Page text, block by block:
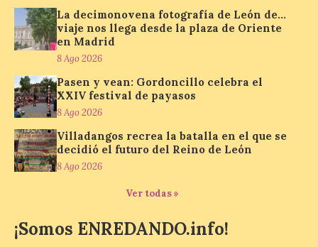
Los minerales y sus usos
más comunes centran la
nueva exposición del
Museo de la Siderurgia y
la Minería de Sabero
8 Ago 2026
La exposición que se
inaugurará el sábado día 8
media de la mañana,
minerales, rocas y fósiles de Castilla y
La decimonovena fotografía de León de…
viaje nos llega desde la plaza de Oriente
en Madrid
8 Ago 2026
Pasen y vean: Gordoncillo celebra el
XXIV festival de payasos
8 Ago 2026
Villadangos recrea la batalla en el que se
decidió el futuro del Reino de León
8 Ago 2026
Ver todas »
¡Somos ENREDANDO.info!